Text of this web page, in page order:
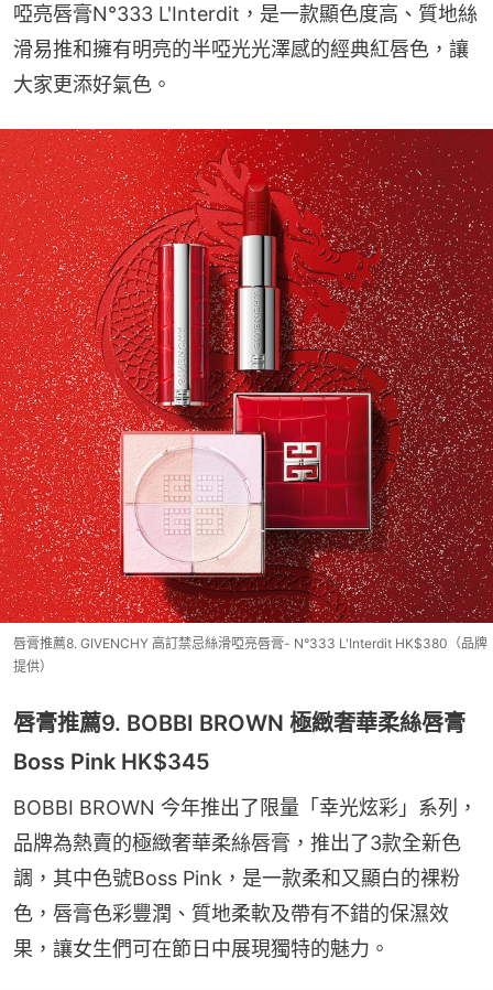
啞亮唇膏N°333 L'Interdit，是一款顯色度高、質地絲
滑易推和擁有明亮的半啞光光澤感的經典紅唇色，讓
大家更添好氣色。
唇膏推薦8. GIVENCHY 高訂禁忌絲滑啞亮唇膏- N°333 L'Interdit HK$380（品牌
提供）
唇膏推薦9. BOBBI BROWN 極緻奢華柔絲唇膏
Boss Pink HK$345
BOBBI BROWN 今年推出了限量「幸光炫彩」系列，
品牌為熱賣的極緻奢華柔絲唇膏，推出了3款全新色
調，其中色號Boss Pink，是一款柔和又顯白的裸粉
色，唇膏色彩豐潤、質地柔軟及帶有不錯的保濕效
果，讓女生們可在節日中展現獨特的魅力。